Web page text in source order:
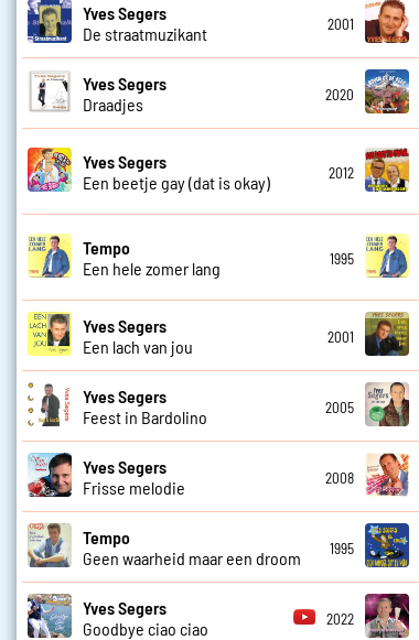
Yves Segers
De straatmuzikant
2001
Yves Segers
Draadjes
2020
Yves Segers
Een beetje gay (dat is okay)
2012
Tempo
Een hele zomer lang
1995
Yves Segers
Een lach van jou
2001
Yves Segers
Feest in Bardolino
2005
Yves Segers
Frisse melodie
2008
Tempo
Geen waarheid maar een droom
1995
Yves Segers
Goodbye ciao ciao
2022